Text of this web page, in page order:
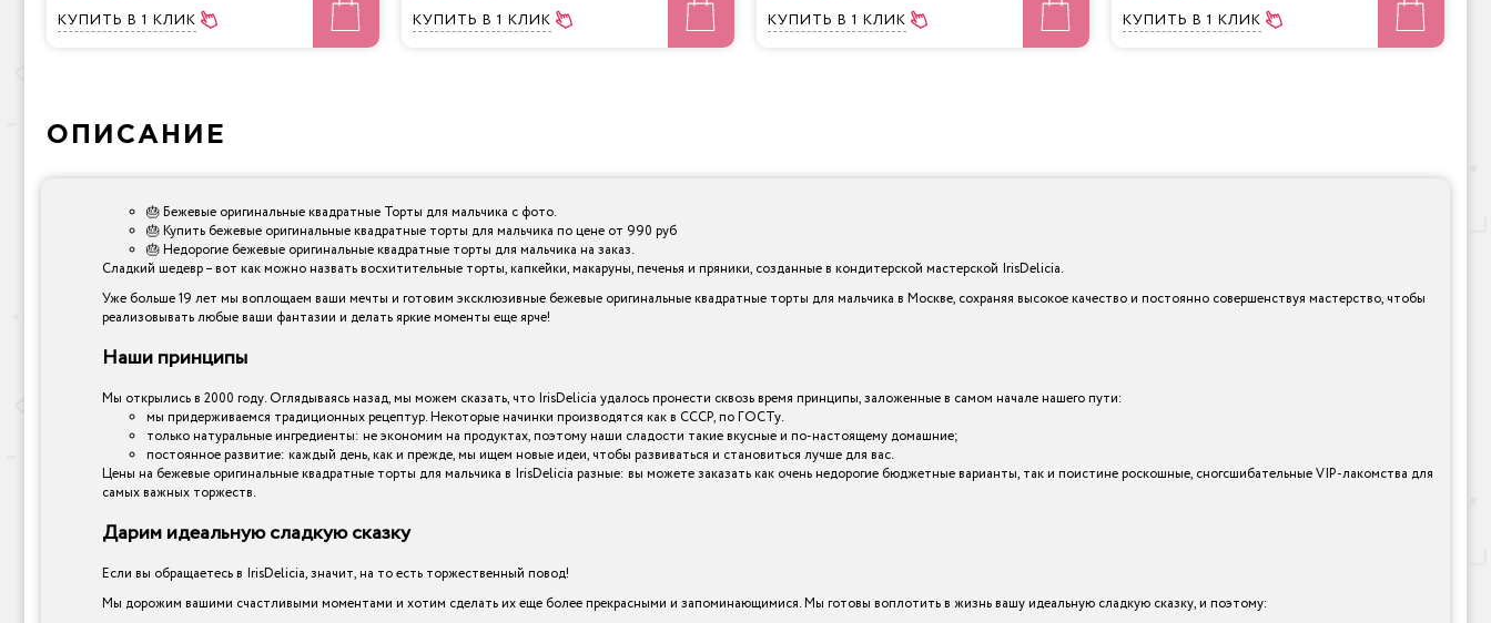
КУПИТЬ В 1 КЛИК КУПИТЬ В 1 КЛИК КУПИТЬ В 1 КЛИК КУПИТЬ В 1 КЛИК
ОПИСАНИЕ
🎂 Бежевые оригинальные квадратные Торты для мальчика с фото.
🎂 Купить бежевые оригинальные квадратные торты для мальчика по цене от 990 руб
🎂 Недорогие бежевые оригинальные квадратные торты для мальчика на заказ.
Сладкий шедевр – вот как можно назвать восхитительные торты, капкейки, макаруны, печенья и пряники, созданные в кондитерской мастерской IrisDelicia.
Уже больше 19 лет мы воплощаем ваши мечты и готовим эксклюзивные бежевые оригинальные квадратные торты для мальчика в Москве, сохраняя высокое качество и постоянно совершенствуя мастерство, чтобы
реализовывать любые ваши фантазии и делать яркие моменты еще ярче!
Наши принципы
Мы открылись в 2000 году. Оглядываясь назад, мы можем сказать, что IrisDelicia удалось пронести сквозь время принципы, заложенные в самом начале нашего пути:
мы придерживаемся традиционных рецептур. Некоторые начинки производятся как в СССР, по ГОСТу.
только натуральные ингредиенты: не экономим на продуктах, поэтому наши сладости такие вкусные и по-настоящему домашние;
постоянное развитие: каждый день, как и прежде, мы ищем новые идеи, чтобы развиваться и становиться лучше для вас.
Цены на бежевые оригинальные квадратные торты для мальчика в IrisDelicia разные: вы можете заказать как очень недорогие бюджетные варианты, так и поистине роскошные, сногсшибательные VIP-лакомства для
самых важных торжеств.
Дарим идеальную сладкую сказку
Если вы обращаетесь в IrisDelicia, значит, на то есть торжественный повод!
Мы дорожим вашими счастливыми моментами и хотим сделать их еще более прекрасными и запоминающимися. Мы готовы воплотить в жизнь вашу идеальную сладкую сказку, и поэтому: